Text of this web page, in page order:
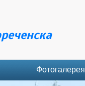
Фотогалерея